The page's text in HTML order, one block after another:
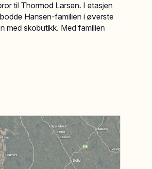
til Thormod Larsen. I etasjen
Hansen-familien i øverste
med skobutikk. Med familien